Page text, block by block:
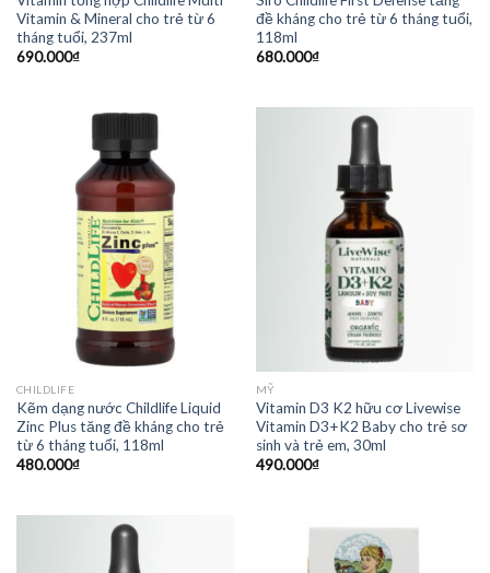
Vitamin & Mineral cho trẻ từ 6
tháng tuổi, 237ml
690.000₫
đề kháng cho trẻ từ 6 tháng tuổi,
118ml
680.000₫
CHILDLIFE
Kẽm dạng nước Childlife Liquid
Zinc Plus tăng đề kháng cho trẻ
từ 6 tháng tuổi, 118ml
480.000₫
MỸ
Vitamin D3 K2 hữu cơ Livewise
Vitamin D3+K2 Baby cho trẻ sơ
sinh và trẻ em, 30ml
490.000₫